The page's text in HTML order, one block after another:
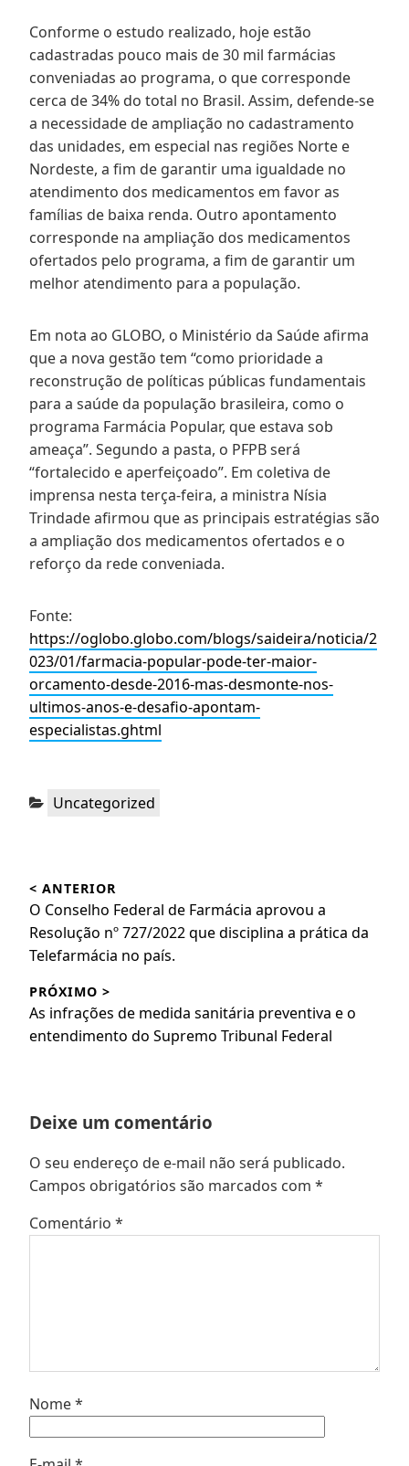
Conforme o estudo realizado, hoje estão
cadastradas pouco mais de 30 mil farmácias
conveniadas ao programa, o que corresponde
cerca de 34% do total no Brasil. Assim, defende-se
a necessidade de ampliação no cadastramento
das unidades, em especial nas regiões Norte e
Nordeste, a fim de garantir uma igualdade no
atendimento dos medicamentos em favor as
famílias de baixa renda. Outro apontamento
corresponde na ampliação dos medicamentos
ofertados pelo programa, a fim de garantir um
melhor atendimento para a população.
Em nota ao GLOBO, o Ministério da Saúde afirma
que a nova gestão tem “como prioridade a
reconstrução de políticas públicas fundamentais
para a saúde da população brasileira, como o
programa Farmácia Popular, que estava sob
ameaça”. Segundo a pasta, o PFPB será
“fortalecido e aperfeiçoado”. Em coletiva de
imprensa nesta terça-feira, a ministra Nísia
Trindade afirmou que as principais estratégias são
a ampliação dos medicamentos ofertados e o
reforço da rede conveniada.
Fonte:
https://oglobo.globo.com/blogs/saideira/noticia/2
023/01/farmacia-popular-pode-ter-maior-
orcamento-desde-2016-mas-desmonte-nos-
ultimos-anos-e-desafio-apontam-
especialistas.ghtml
Categorias:
Uncategorized
de
Post
< ANTERIOR
Post
anterior:
O Conselho Federal de Farmácia aprovou a
Resolução nº 727/2022 que disciplina a prática da
Telefarmácia no país.
PRÓXIMO >
Próximo
post:
As infrações de medida sanitária preventiva e o
entendimento do Supremo Tribunal Federal
Deixe um comentário
O seu endereço de e-mail não será publicado.
Campos obrigatórios são marcados com *
Comentário *
Nome*